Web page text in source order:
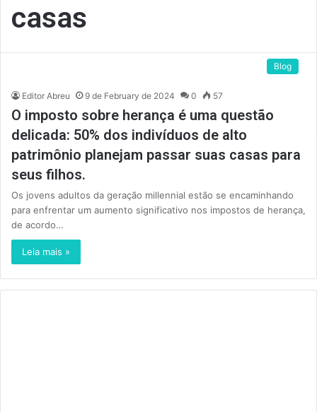
casas
Blog
Editor Abreu 9 de February de 2024 0 57
O imposto sobre herança é uma questão
delicada: 50% dos indivíduos de alto
patrimônio planejam passar suas casas para
seus filhos.
Os jovens adultos da geração millennial estão se encaminhando
para enfrentar um aumento significativo nos impostos de herança,
de acordo…
Leia mais »